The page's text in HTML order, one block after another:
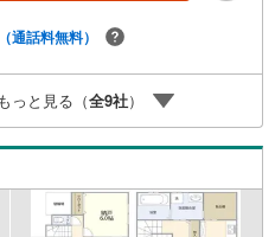
必要な場合がございますのでご容
でお手数ですがご一報ください。
のご来社、お客様宅へのお迎
せ、物件周辺のコンビニ等でお待
お伝えください。ご希望条件をお
希望物件以外の資料も用意して
件も併せてご案内させていただ
（通話料無料）
っと見る（全9社）